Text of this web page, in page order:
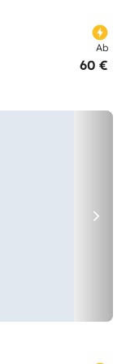
Ab
60 €